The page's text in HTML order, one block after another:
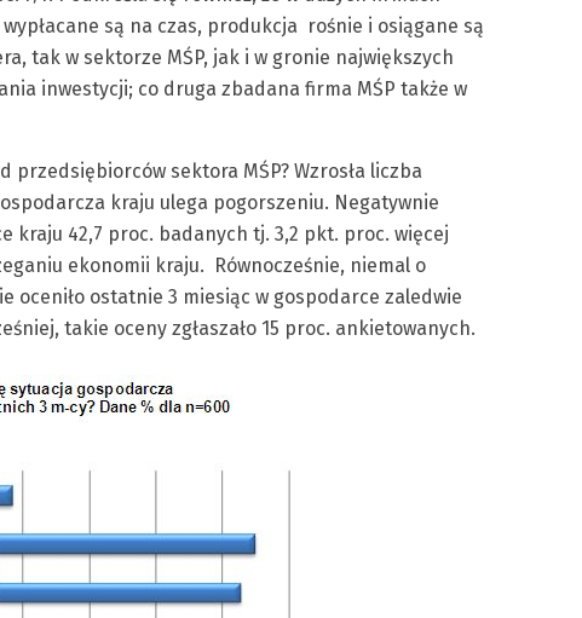
są na czas, produkcja rośnie i osiągane są
tak w sektorze MŚP, jak i w gronie największych
inwestycji; co druga zbadana firma MŚP także w
sektora MŚP? Wzrosła liczba
kraju ulega pogorszeniu. Negatywnie
kraju 42,7 proc. badanych tj. 3,2 pkt. proc. więcej
ekonomii kraju. Równocześnie, niemal o
oceniło ostatnie 3 miesiąc w gospodarce zaledwie
takie oceny zgłaszało 15 proc. ankietowanych.